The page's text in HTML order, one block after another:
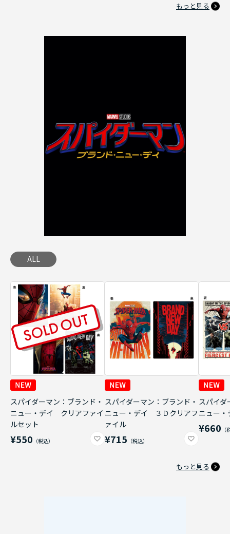
もっと見る
ALL
スパイダーマン：ブランド・
ニュー・デイ クリアファイ
ルセット
¥550
スパイダーマン：ブランド・
ニュー・デイ ３Ｄクリアフ
ァイル
¥715
スパイダ
ニュー
¥660
もっと見る